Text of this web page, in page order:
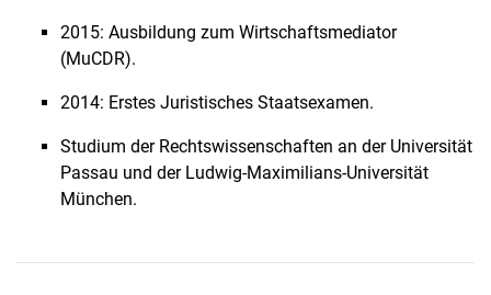
2015: Ausbildung zum Wirtschaftsmediator
(MuCDR).
2014: Erstes Juristisches Staatsexamen.
Studium der Rechtswissenschaften an der Universität
Passau und der Ludwig-Maximilians-Universität
München.